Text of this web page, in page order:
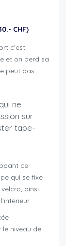
CHF)
c’est
et on perd sa
peut pas
ne
sur
tape-
ce
qui se fixe
ainsi
le niveau de